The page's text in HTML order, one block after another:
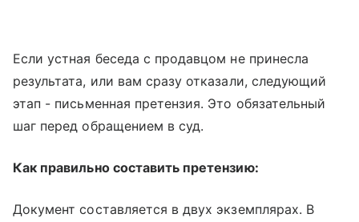
Если устная беседа с продавцом не принесла
результата, или вам сразу отказали, следующий
этап - письменная претензия. Это обязательный
шаг перед обращением в суд.
Как правильно составить претензию:
Документ составляется в двух экземплярах. В